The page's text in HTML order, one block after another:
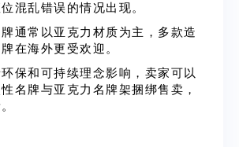
混乱错误的情况出现。
通常以亚克力材质为主，多款造
在海外更受欢迎。
保和可持续理念影响，卖家可以
名牌与亚克力名牌架捆绑售卖，